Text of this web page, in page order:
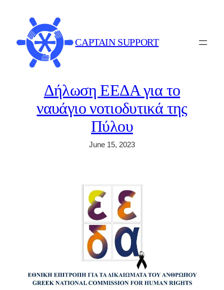
CAPTAIN SUPPORT
Δήλωση ΕΕΔΑ για το
ναυάγιο νοτιοδυτικά της
Πύλου
June 15, 2023